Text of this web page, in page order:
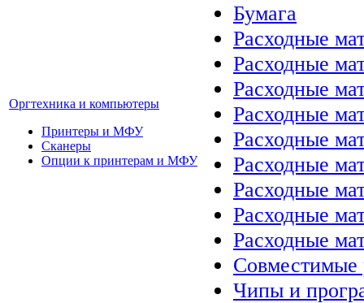
Оргтехника и компьютеры
Принтеры и МФУ
Сканеры
Опции к принтерам и МФУ
Бумага
Расходные
Расходные
Расходные
Расходные
Расходные
Расходные
Расходные
Расходные
Расходные
Совместимые
Чипы и